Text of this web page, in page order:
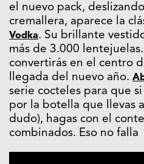
el nuevo pack,
cremallera, aparece la
Vodka. Su brillante
más de 3.000
convertirás en el centro
llegada del nuevo año.
serie cocteles para que
por la botella que llevas
dudo), hagas con el
combinados. Eso no falla